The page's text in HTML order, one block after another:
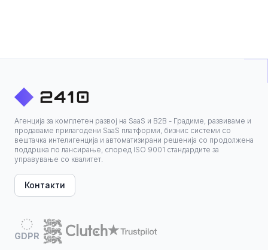
Агенција за комплетен развој на SaaS и B2B - Градиме, развиваме и
продаваме прилагодени SaaS платформи, бизнис системи со
вештачка интелигенција и автоматизирани решенија со продолжена
поддршка по лансирање, според ISO 9001 стандардите за
управување со квалитет.
Контакти
GDPR